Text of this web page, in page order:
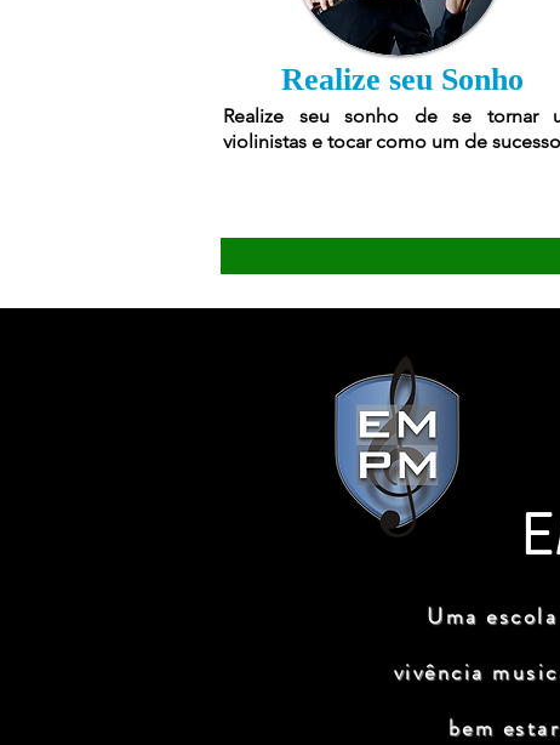
Realize seu Sonho
Realize seu sonho de se tornar
violinistas e tocar como um de
Uma
vivência
bem